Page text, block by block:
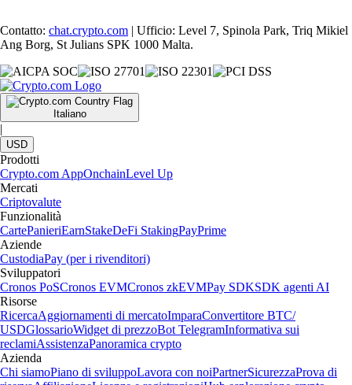
Contatto: chat.crypto.com | Ufficio: Level 7, Spinola Park, Triq Mikiel
Ang Borg, St Julians SPK 1000 Malta.
Italiano
|
USD
Prodotti
Crypto.com AppOnchainLevel Up
Mercati
Criptovalute
Funzionalità
CartePanieriEarnStakeDeFi StakingPayPrime
Aziende
CustodiaPay (per i rivenditori)
Sviluppatori
Cronos PoSCronos EVMCronos zkEVMPay SDKSDK agenti AI
Risorse
RicercaAggiornamenti di mercatoImparaConvertitore BTC/
USDGlossarioWidget di prezzoBot TelegramInformativa sui
reclamiAssistenzaPanoramica crypto
Azienda
Chi siamoPiano di sviluppoLavora con noiPartnerSicurezzaProva di